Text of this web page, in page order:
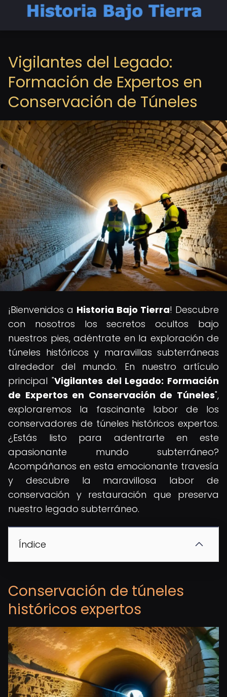
Vigilantes del Legado:
Formación de Expertos en
Conservación de Túneles
¡Bienvenidos a Historia Bajo Tierra! Descubre
con nosotros los secretos ocultos bajo
nuestros pies, adéntrate en la exploración de
túneles históricos y maravillas subterráneas
alrededor del mundo. En nuestro artículo
principal "Vigilantes del Legado: Formación
de Expertos en Conservación de Túneles",
exploraremos la fascinante labor de los
conservadores de túneles históricos expertos.
¿Estás listo para adentrarte en este
apasionante mundo subterráneo?
Acompáñanos en esta emocionante travesía
y descubre la maravillosa labor de
conservación y restauración que preserva
nuestro legado subterráneo.
Índice
Conservación de túneles
históricos expertos